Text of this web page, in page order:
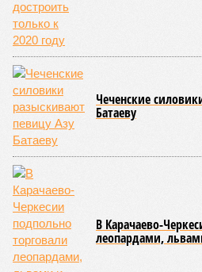
Чеченские
Батаеву
В Карачаево-
леопардами,